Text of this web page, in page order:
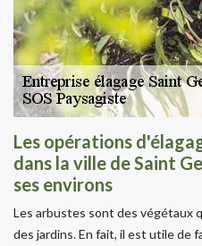
Les opérations
dans la ville de Saint
ses environs
Les arbustes sont des végétaux
des jardins. En fait, il est utile de